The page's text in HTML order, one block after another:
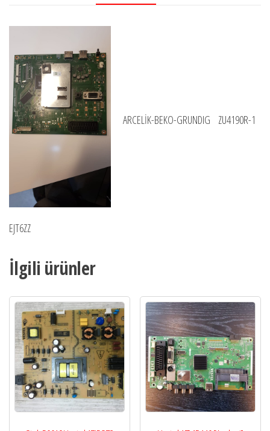
adet
ARCELİK-BEKO-GRUNDIG ZU4190R-1
EJT6ZZ
İlgili ürünler